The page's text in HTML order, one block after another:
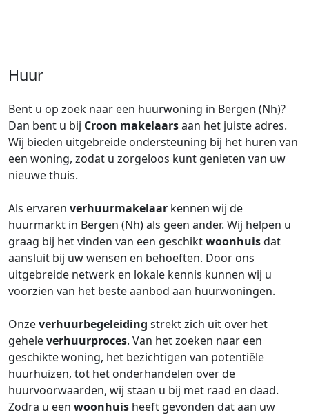
Huur
Bent u op zoek naar een huurwoning in Bergen (Nh)?
Dan bent u bij Croon makelaarsaan het juiste adres.
Wij bieden uitgebreide ondersteuning bij het huren van
een woning, zodat u zorgeloos kunt genieten van uw
nieuwe thuis.
Als ervaren verhuurmakelaar kennen wij de
huurmarkt in Bergen (Nh) als geen ander. Wij helpen u
graag bij het vinden van een geschiktwoonhuisdat
aansluit bij uw wensen en behoeften. Door ons
uitgebreide netwerk en lokale kennis kunnen wij u
voorzien van het beste aanbod aan huurwoningen.
Onzeverhuurbegeleiding strekt zich uit over het
geheleverhuurproces. Van het zoeken naar een
geschikte woning, het bezichtigen van potentiële
huurhuizen, tot het onderhandelen over de
huurvoorwaarden, wij staan u bij met raad en daad.
Zodra u een woonhuis heeft gevonden dat aan uw